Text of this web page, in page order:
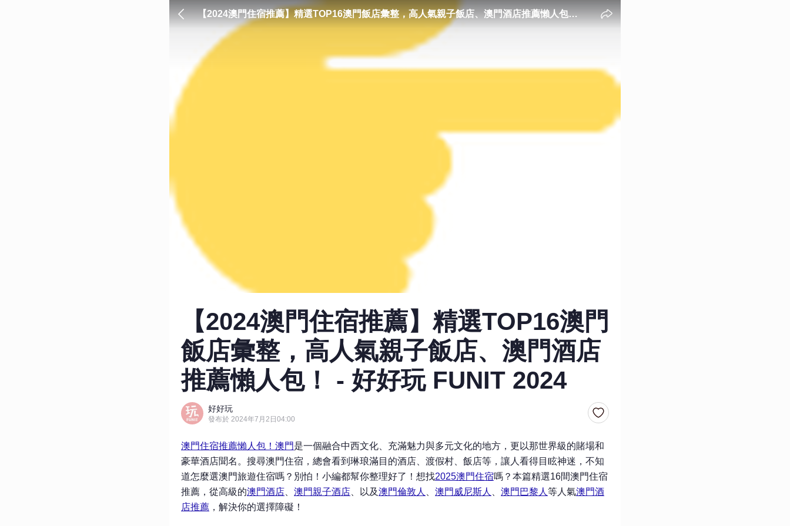
【2024澳門住宿推薦】精選TOP16澳門飯店彙整，高人氣親子飯店、澳門酒店推薦懶人包！
- 好好玩 FUNIT 2024
【2024澳門住宿推薦】精選TOP16澳門
飯店彙整，高人氣親子飯店、澳門酒店
推薦懶人包！ - 好好玩 FUNIT 2024
好好玩
發布於 2024年7月2日04:00
澳門住宿推薦懶人包！ 澳門是一個融合中西文化、充滿魅力與多元文化的地方，更以那世界級的賭場和
豪華酒店聞名。搜尋澳門住宿，總會看到琳琅滿目的酒店、渡假村、飯店等，讓人看得目眩神迷，不知
道怎麼選澳門旅遊住宿嗎？別怕！小編都幫你整理好了！想找2025澳門住宿嗎？ 本篇精選16間澳門住宿
推薦，從高級的澳門酒店 澳門親子酒店 、以及澳門倫敦人 澳門威尼斯人 澳門巴黎人 等人氣澳門酒
店推薦 ，解決你的選擇障礙！